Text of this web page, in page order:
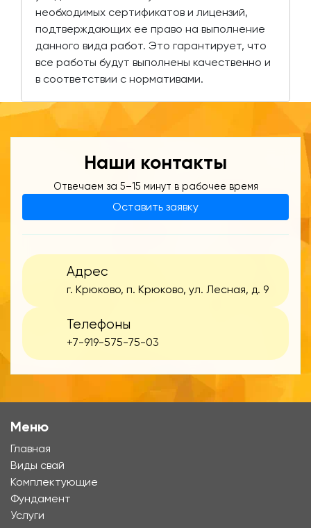
необходимых сертификатов и лицензий,
подтверждающих ее право на выполнение
данного вида работ. Это гарантирует, что
все работы будут выполнены качественно и
в соответствии с нормативами.
Наши контакты
Отвечаем за 5–15 минут в рабочее время
Оставить заявку
Адрес
г. Крюково, п. Крюково, ул. Лесная, д. 9
Телефоны
+7-919-575-75-03
Меню
Главная
Виды свай
Комплектующие
Фундамент
Услуги